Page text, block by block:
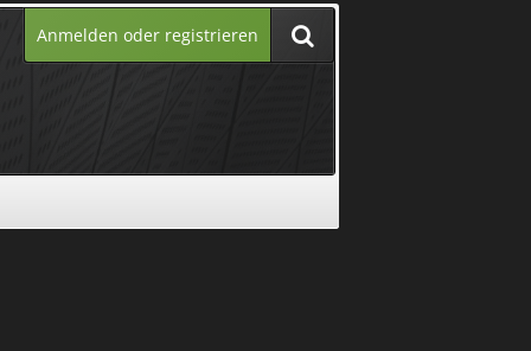
Anmelden oder registrieren